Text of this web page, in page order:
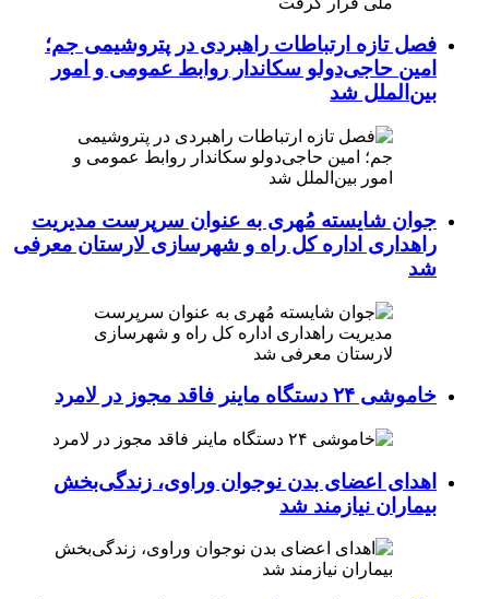
فصل تازه ارتباطات راهبردی در پتروشیمی جم؛
امین حاجی‌دولو سکاندار روابط عمومی و امور
بین‌الملل شد
جوان شایسته مُهری به عنوان سرپرست مدیریت
راهداری اداره کل راه و شهرسازی لارستان معرفی
شد
خاموشی ۲۴ دستگاه ماینر فاقد مجوز در لامرد
اهدای اعضای بدن نوجوان وراوی، زندگی‌بخش
بیماران نیازمند شد